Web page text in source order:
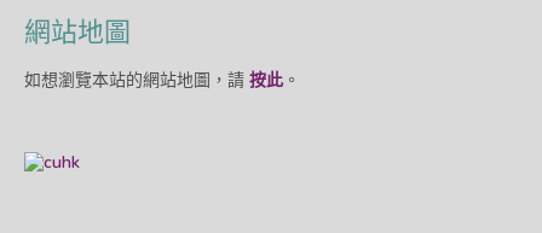
網站地圖
如想瀏覽本站的網站地圖，請 按此 。